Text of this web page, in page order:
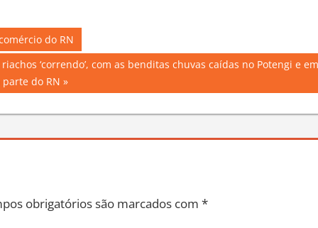
do RN
‘correndo’, com as benditas chuvas caídas no Potengi e em
parte do RN
obrigatórios são marcados com *